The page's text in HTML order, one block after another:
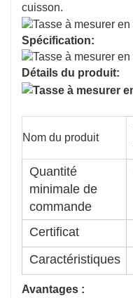
cuisson.
Spécification:
Détails du produit:
Nom du produit
Quantité
minimale de
commande
Certificat
Caractéristiques
Avantages :